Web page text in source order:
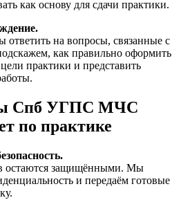
как основу для сдачи практики.
на вопросы, связанные с
как правильно оформить
практики и представить
Спб УГПС МЧС
по практике
остаются защищёнными. Мы
и передаём готовые